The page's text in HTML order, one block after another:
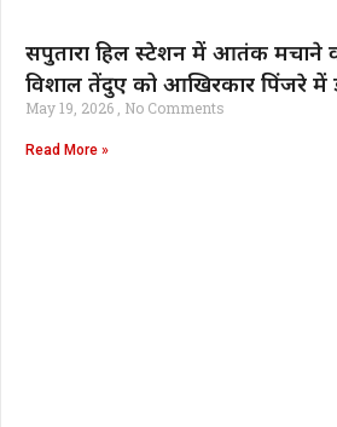
सपुतारा हिल स्टेशन में आतंक
विशाल तेंदुए को आखिरकार पिंजरे में
May 19, 2026 No Comments
Read More »